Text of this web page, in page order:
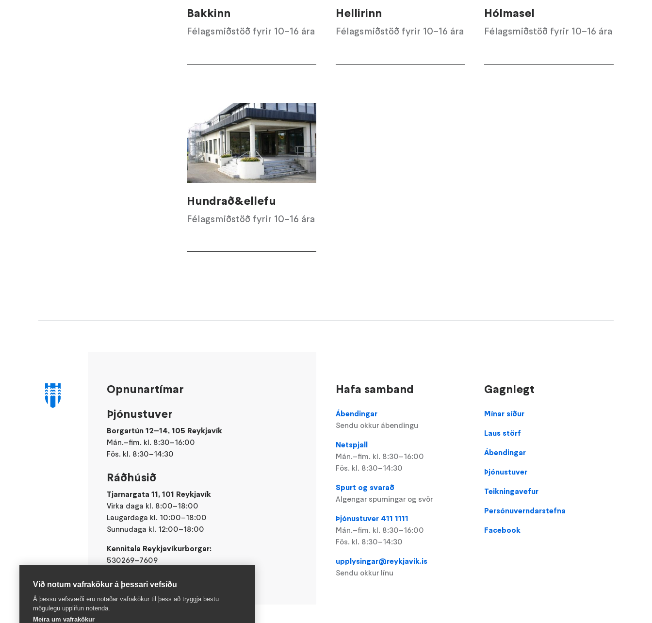
Bakkinn
Félagsmiðstöð fyrir 10–16 ára
Hellirinn
Félagsmiðstöð fyrir 10–16 ára
Hólmasel
Félagsmiðstöð fyrir 10–16 ára
Hundrað&ellefu
Félagsmiðstöð fyrir 10–16 ára
Opnunartímar
Þjónustuver
Borgartún 12–14, 105 Reykjavík
Mán.–fim. kl. 8:30–16:00
Fös. kl. 8:30–14:30
Ráðhúsið
Tjarnargata 11, 101 Reykjavík
Virka daga kl. 8:00–18:00
Laugardaga kl. 10:00–18:00
Sunnudaga kl. 12:00–18:00
Kennitala Reykjavíkurborgar:
530269–7609
Hafa samband
Ábendingar
Sendu okkur ábendingu
Netspjall
Mán.–fim. kl. 8:30–16:00
Fös. kl. 8:30–14:30
Spurt og svarað
Algengar spurningar og svör
Þjónustuver 411 1111
Mán.–fim. kl. 8:30–16:00
Fös. kl. 8:30–14:30
upplysingar@reykjavik.is
Sendu okkur línu
Gagnlegt
Footer
Mínar síður
Laus störf
Ábendingar
Þjónustuver
Teikningavefur
Persónuverndarstefna
Facebook
Við notum vafrakökur á þessari vefsíðu
Á þessu vefsvæði eru notaðar vafrakökur til þess að tryggja bestu
mögulegu upplifun notenda.
Meira um vafrakökur